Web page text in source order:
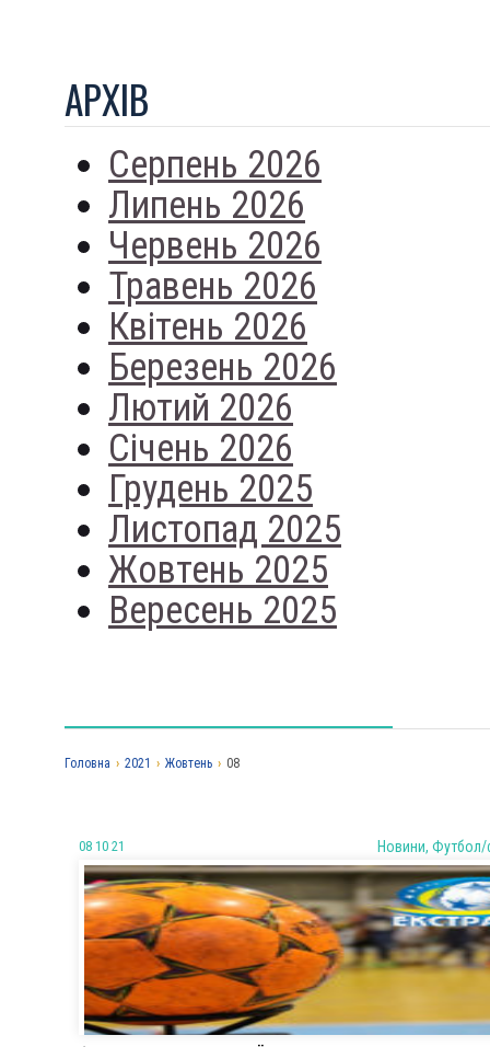
АРХIВ
Серпень 2026
Липень 2026
Червень 2026
Травень 2026
Квітень 2026
Березень 2026
Лютий 2026
Січень 2026
Грудень 2025
Листопад 2025
Жовтень 2025
Вересень 2025
Головна › 2021 › Жовтень › 08
08 10 21 Новини, Футбол/